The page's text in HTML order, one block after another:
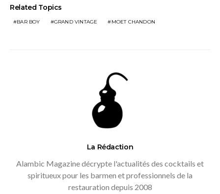
Related Topics
BAR BOY GRAND VINTAGE MOET CHANDON
La Rédaction
Alambic Magazine décrypte l'actualités des cocktails et
spiritueux pour les barmen et professionnels de la
restauration depuis 2008